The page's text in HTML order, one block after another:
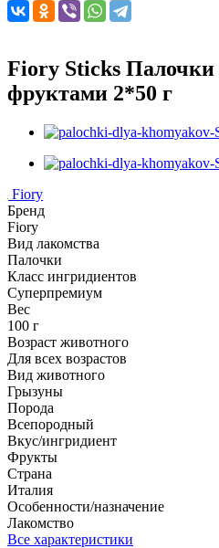
Fiory Sticks Палочки
фруктами 2*50 г
Fiory
Бренд
Fiory
Вид лакомства
Палочки
Класс ингридиентов
Суперпремиум
Вес
100 г
Возраст животного
Для всех возрастов
Вид животного
Грызуны
Порода
Всепородный
Вкус/ингридиент
Фрукты
Страна
Италия
Особенности/назначение
Лакомство
Все характеристики